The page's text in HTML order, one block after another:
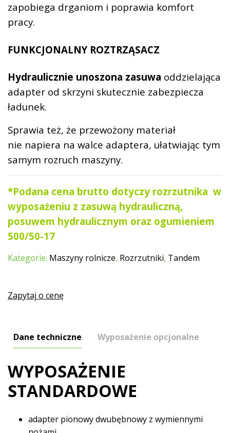
zapobiega drganiom i poprawia komfort
pracy.
FUNKCJONALNY ROZTRZĄSACZ
Hydraulicznie unoszona zasuwa oddzielająca
adapter od skrzyni skutecznie zabezpiecza
ładunek.
Sprawia też, że przewożony materiał
nie napiera na walce adaptera, ułatwiając tym
samym rozruch maszyny.
*Podana cena brutto dotyczy rozrzutnika w
wyposażeniu z zasuwą hydrauliczną,
posuwem hydraulicznym oraz ogumieniem
500/50-17
Kategorie: Maszyny rolnicze, Rozrzutniki, Tandem
Zapytaj o cenę
Dane techniczne Wyposażenie opcjonalne
WYPOSAŻENIE
STANDARDOWE
adapter pionowy dwubębnowy z wymiennymi